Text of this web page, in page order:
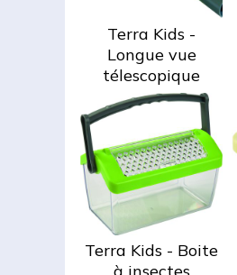
Terra Kids -
Longue vue
télescopique
Terra Kids - Boite
à insectes